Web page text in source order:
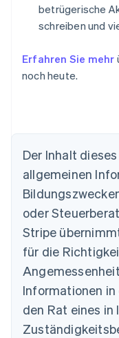
betrügerische
schreiben und
Erfahren Sie mehr
noch heute.
Der Inhalt
allgemeinen
oder
Stripe
für die
Informationen
den Rat eines
Australien
English
Belgien
Nederlands Français
Brasilien
PortuguêsEnglish
English
Dänemark
English
Deutschland
Deutsch English